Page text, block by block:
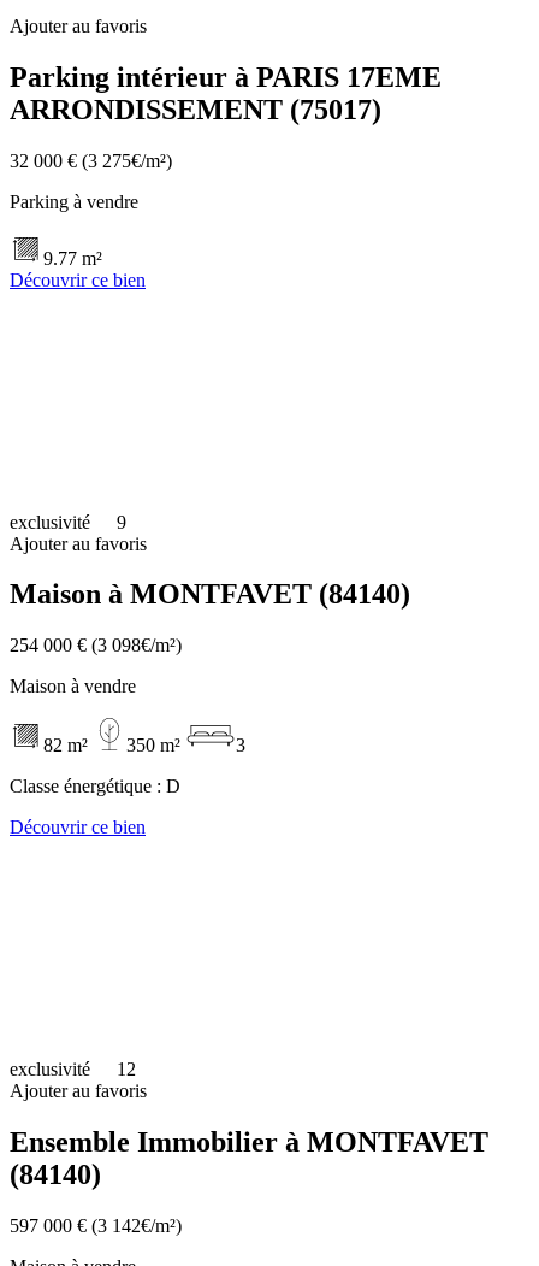
Ajouter au favoris
Parking intérieur à PARIS 17EME
ARRONDISSEMENT (75017)
32 000 € (3 275€/m²)
Parking à vendre
9.77 m²
Découvrir ce bien
exclusivité
9
Ajouter au favoris
Maison à MONTFAVET (84140)
254 000 € (3 098€/m²)
Maison à vendre
82 m² 350 m²
3
Classe énergétique : D
Découvrir ce bien
exclusivité
12
Ajouter au favoris
Ensemble Immobilier à MONTFAVET
(84140)
597 000 € (3 142€/m²)